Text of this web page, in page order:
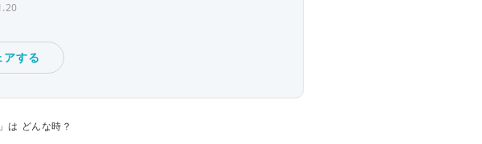
アする
は どんな時？